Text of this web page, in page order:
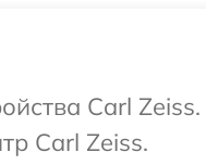
Carl
Carl Zeiss.